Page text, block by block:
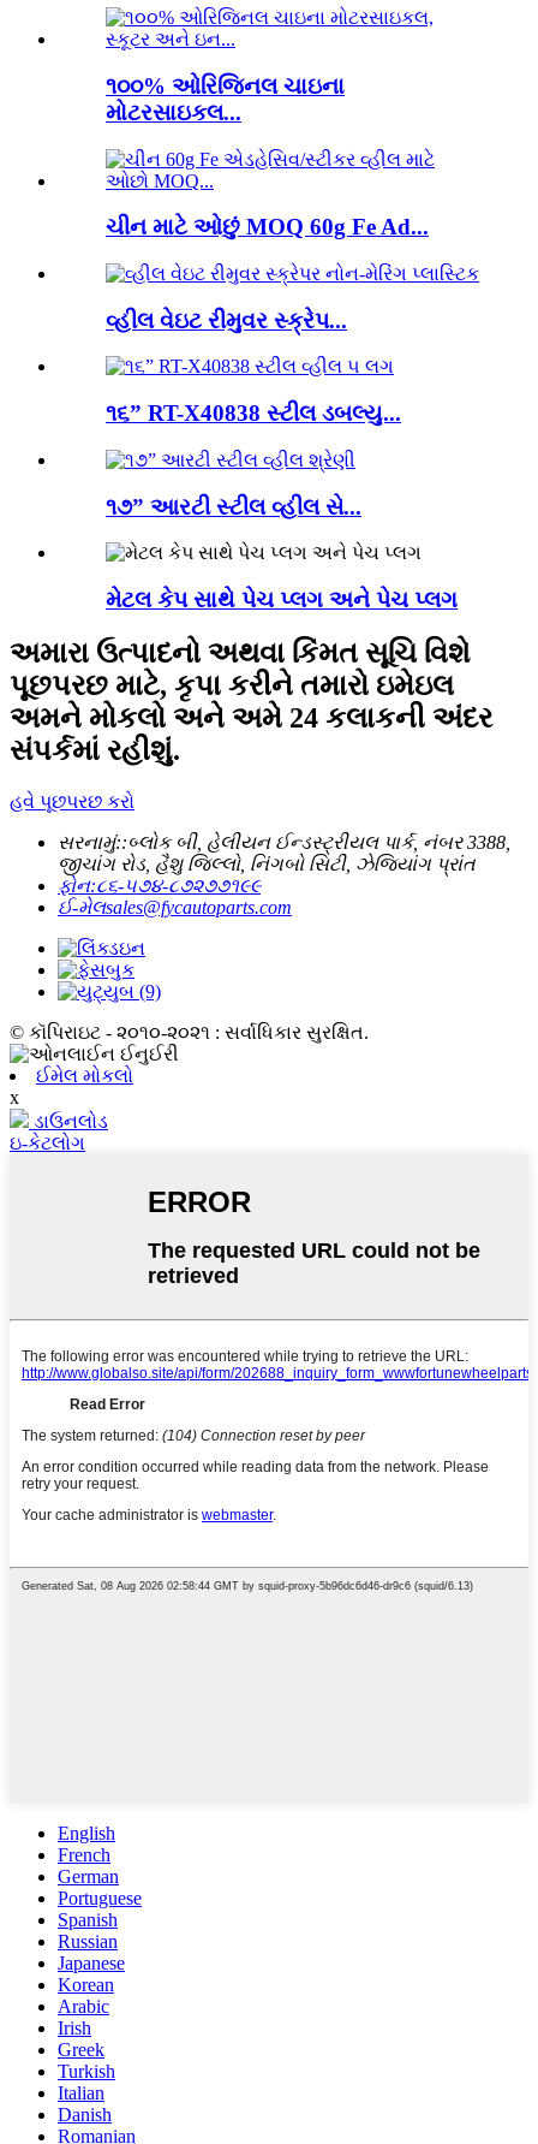
૧૦૦% ઓરિજિનલ ચાઇના
મોટરસાઇકલ...
ચીન માટે ઓછું MOQ 60g Fe Ad...
વ્હીલ વેઇટ રીમુવર સ્ક્રેપ...
૧૬” RT-X40838 સ્ટીલ ડબલ્યુ...
૧૭” આરટી સ્ટીલ વ્હીલ સે...
મેટલ કેપ સાથે પેચ પ્લગ અને પેચ પ્લગ
અમારા ઉત્પાદનો અથવા કિંમત સૂચિ વિશે
પૂછપરછ માટે, કૃપા કરીને તમારો ઇમેઇલ
અમને મોકલો અને અમે 24 કલાકની અંદર
સંપર્કમાં રહીશું.
હવે પૂછપરછ કરો
સરનામું::બ્લોક બી, હેલીયન ઈન્ડસ્ટ્રીયલ પાર્ક, નંબર 3388,
જીચાંગ રોડ, હૈશુ જિલ્લો, નિંગબો સિટી, ઝેજિયાંગ પ્રાંત
ફોન:૮૬-૫૭૪-૮૭૨૭૭૧૯૯
ઈ-મેલsales@fycautoparts.com
© કૉપિરાઇટ - ૨૦૧૦-૨૦૨૧ : સર્વાધિકાર સુરક્ષિત.
ઈમેલ મોકલો
x
ડાઉનલોડ
ઇ-કેટલોગ
English
French
German
Portuguese
Spanish
Russian
Japanese
Korean
Arabic
Irish
Greek
Turkish
Italian
Danish
Romanian